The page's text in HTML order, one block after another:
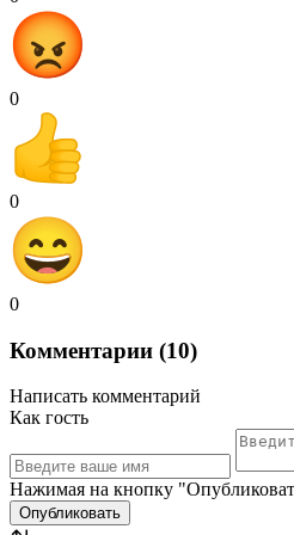
0
0
0
Комментарии (10)
Написать комментарий
Как гость
Нажимая на кнопку